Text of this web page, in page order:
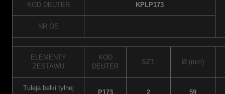
KOD DEUTER KPLP173
NR OE
ELEMENTY
ZESTAWU
KOD
DEUTER
SZT. Ø (mm)
Tuleja belki tylnej
P173 2 59